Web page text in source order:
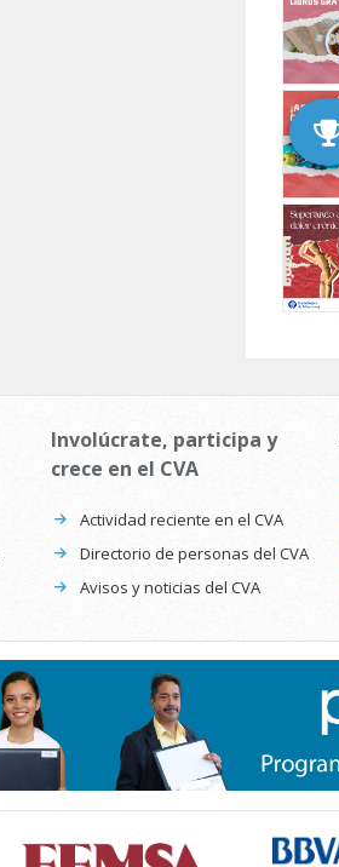
Involúcrate, participa y
crece en el CVA
Actividad reciente en el CVA
Directorio de personas del CVA
Avisos y noticias del CVA